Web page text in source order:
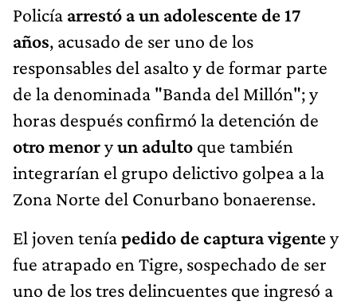
Policía arrestó a un adolescente de 17
años, acusado de ser uno de los
responsables del asalto y de formar parte
de la denominada "Banda del Millón"; y
horas después confirmó la detención de
otro menoryun adulto que también
integrarían el grupo delictivo golpea a la
Zona Norte del Conurbano bonaerense.
El joven teníapedido de captura vigentey
fue atrapado en Tigre, sospechado de ser
uno de los tres delincuentes que ingresó a